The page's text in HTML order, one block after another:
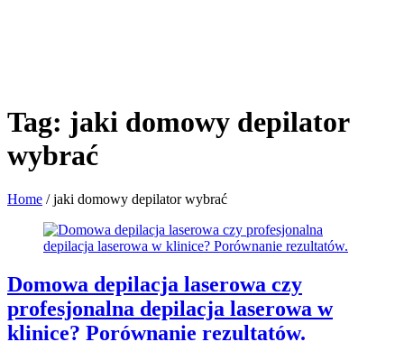
Tag: jaki domowy depilator
wybrać
Home /jaki domowy depilator wybrać
Domowa depilacja laserowa czy
profesjonalna depilacja laserowa w
klinice? Porównanie rezultatów.